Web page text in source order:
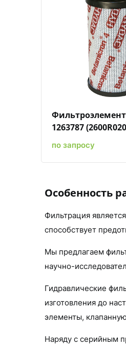
Быстрый
Фильтроэлемент
1263787
по запросу
Особенность
Фильтрация
способствует
Мы предлагаем
научно-
Гидравлические
изготовления до
элементы,
Наряду с серийным